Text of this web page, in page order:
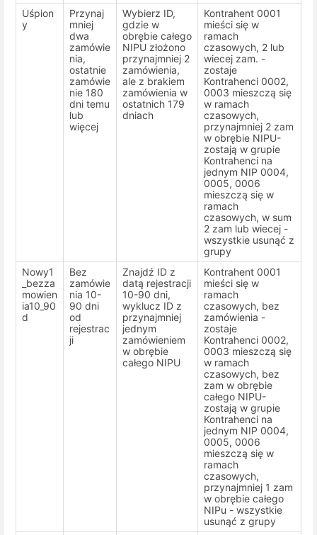
Uśpion
y
Przynaj
mniej
dwa
zamówie
nia,
ostatnie
zamówie
nie 180
dni temu
lub
więcej
Wybierz ID,
gdzie w
obrębie całego
NIPU złożono
przynajmniej 2
zamówienia,
ale z brakiem
zamówienia w
ostatnich 179
dniach
Kontrahent 0001
mieści się w
ramach
czasowych, 2 lub
wiecej zam. -
zostaje
Kontrahenci 0002,
0003 mieszczą się
w ramach
czasowych,
przynajmniej 2 zam
w obrębie NIPU-
zostają w grupie
Kontrahenci na
jednym NIP 0004,
0005, 0006
mieszczą się w
ramach
czasowych, w sum
2 zam lub wiecej -
wszystkie usunąć z
grupy
Nowy1
_bezza
mowien
ia10_90
d
Bez
zamówie
nia 10-
90 dni
od
rejestrac
ji
Znajdź ID z
datą rejestracji
10-90 dni,
wyklucz ID z
przynajmniej
jednym
zamówieniem
w obrębie
całego NIPU
Kontrahent 0001
mieści się w
ramach
czasowych, bez
zamówienia -
zostaje
Kontrahenci 0002,
0003 mieszczą się
w ramach
czasowych, bez
zam w obrębie
całego NIPU-
zostają w grupie
Kontrahenci na
jednym NIP 0004,
0005, 0006
mieszczą się w
ramach
czasowych,
przynajmniej 1 zam
w obrębie całego
NIPu - wszystkie
usunąć z grupy